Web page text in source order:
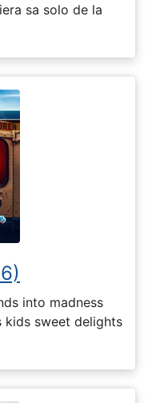
sa solo de la
into madness
kids sweet delights